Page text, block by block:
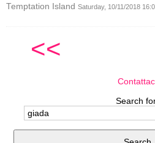
Temptation Island Saturday, 10/11/2018
<<
Search